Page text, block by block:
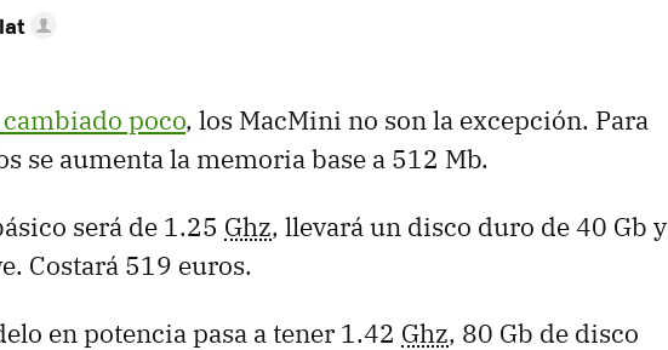
poco, los MacMini no son la excepción. Para
se aumenta la memoria base a 512 Mb.
será de 1.25 Ghz, llevará un disco duro de 40 Gb y
Costará 519 euros.
en potencia pasa a tener 1.42 Ghz, 80 Gb de disco